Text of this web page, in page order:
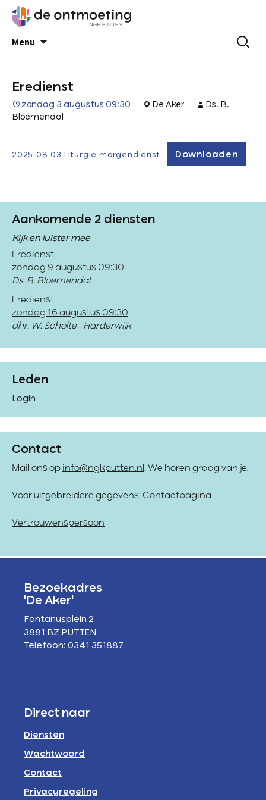
Menu
Eredienst
zondag 3 augustus 09:30 De Aker
Ds. B.
Bloemendal
2025-08-03 Liturgie morgendienst Downloaden
Aankomende 2 diensten
Kijk en luister mee
Eredienst
zondag 9 augustus 09:30
Ds. B. Bloemendal
Eredienst
zondag 16 augustus 09:30
dhr. W. Scholte - Harderwijk
Leden
Login
Contact
Mail ons op info@ngkputten.nl . We horen graag van je.
Voor uitgebreidere gegevens: Contactpagina
Vertrouwenspersoon
Bezoekadres
'De Aker'
Fontanusplein 2
3881 BZ PUTTEN
Telefoon: 0341 351887
Direct naar
Diensten
Wachtwoord
Contact
Privacyregeling